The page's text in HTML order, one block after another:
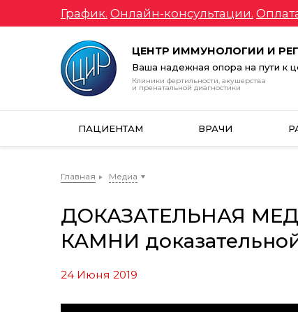
График. Онлайн-консультации.
ЦЕНТР ИММУНОЛОГИИ И
Ваша надежная опора на пути к
Клиники фертильности, акушерства
и пренатальной диагностики
ПАЦИЕНТАМ ВРАЧИ
Главная Медиа
ДОКАЗАТЕЛЬНАЯ
КАМНИ
24 Июня 2019